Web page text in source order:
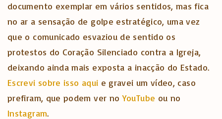
documento exemplar em vários sentidos, mas fica
no ar a sensação de golpe estratégico, uma vez
que o comunicado esvaziou de sentido os
protestos do Coração Silenciado contra a Igreja,
deixando ainda mais exposta a inacção do Estado.
Escrevi sobre isso aqui e gravei um vídeo, caso
prefiram, que podem ver noYouTube ou no
Instagram.